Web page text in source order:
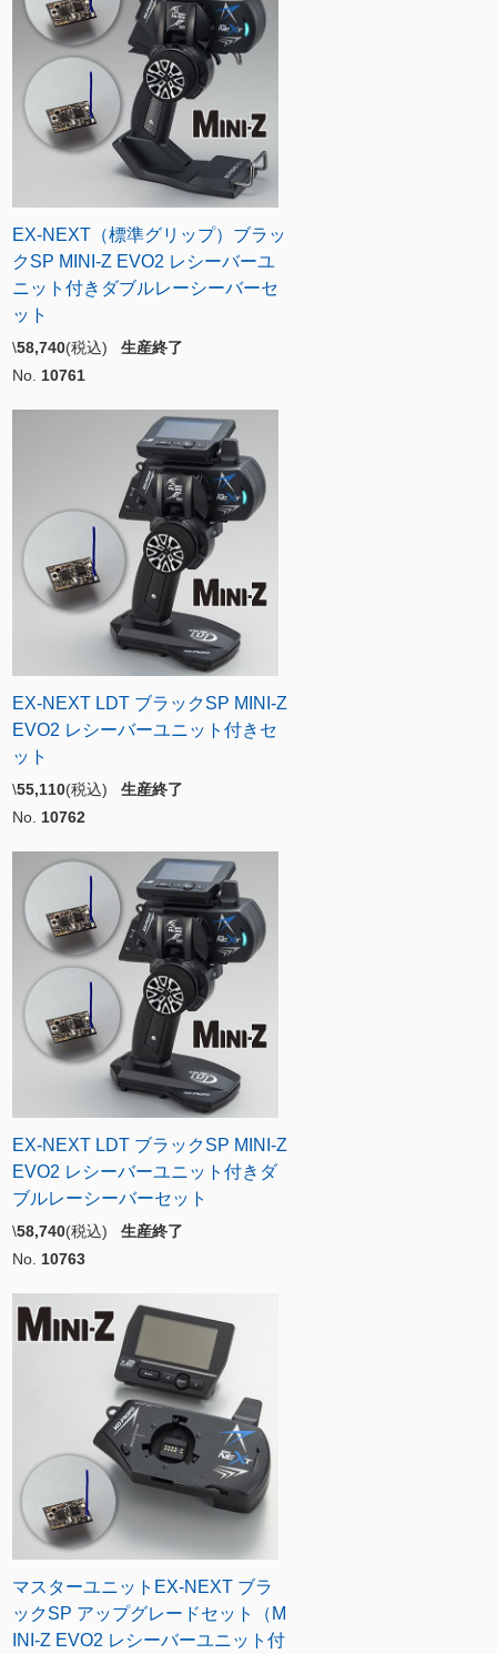
EX-NEXT（標準グリップ）ブラッ
クSP MINI-Z EVO2 レシーバーユ
ニット付きダブルレーシーバーセ
ット
\58,740(税込) 生産終了
No. 10761
EX-NEXT LDT ブラックSP MINI-Z
EVO2 レシーバーユニット付きセ
ット
\55,110(税込) 生産終了
No. 10762
EX-NEXT LDT ブラックSP MINI-Z
EVO2 レシーバーユニット付きダ
ブルレーシーバーセット
\58,740(税込) 生産終了
No. 10763
マスターユニットEX-NEXT ブラ
ックSP アップグレードセット（M
INI-Z EVO2 レシーバーユニット付